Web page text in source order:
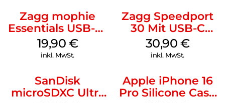
Zagg mophie
Essentials USB-C-
20W Charger PD
Weiß
19,90 €
inkl. MwSt.
Zagg Speedport
30 Mit USB-C
Kabel Weiß
30,90 €
inkl. MwSt.
SanDisk
microSDXC Ultra
Apple iPhone 16
Pro Silicone Case